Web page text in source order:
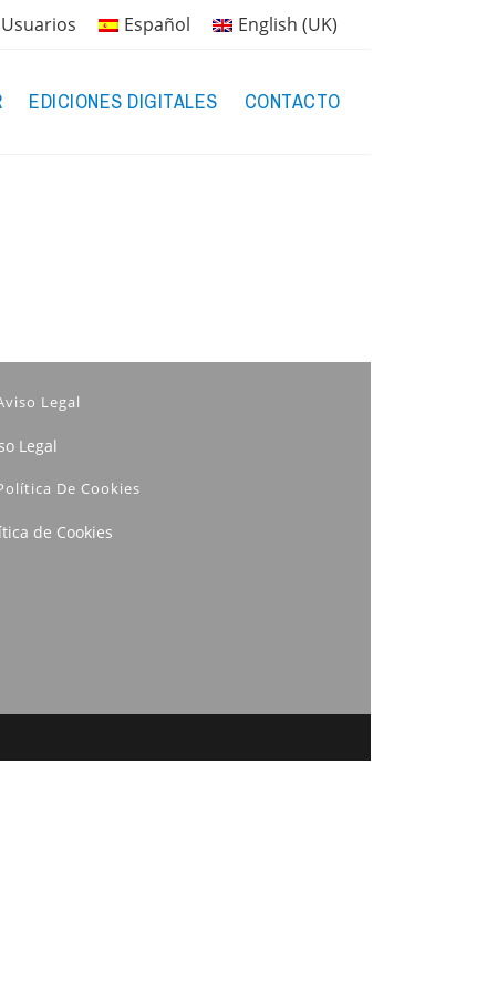
Español English (UK)
EDICIONES DIGITALES CONTACTO
Legal
Legal
De Cookies
de Cookies